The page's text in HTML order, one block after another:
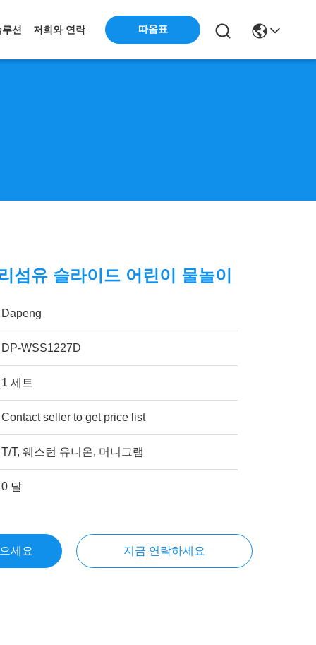
루션 저희와 연락 따옴표
섬유 슬라이드 어린이 물놀이
Dapeng
DP-WSS1227D
1 세트
Contact seller to get price list
T/T, 웨스턴 유니온, 머니그램
0 달
세요 지금 연락하세요